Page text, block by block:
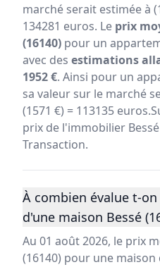
marché serait estimée à
134281 euros. Le prix
(16140) pour un
avec des estimations
1952 €. Ainsi pour un
sa valeur sur le marché
(1571 €) = 113135
prix de l'immobilier Bessé
Transaction.
À combien évalue t-
d'une maison Bessé
Au 01 août 2026, le prix
(16140) pour une maison